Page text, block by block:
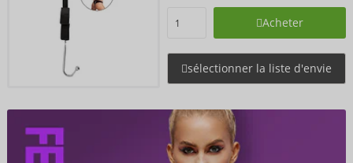
Acheter
sélectionner la liste d'envie